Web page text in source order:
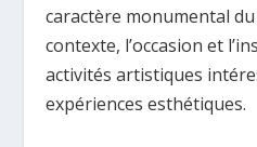
caractère monumental
contexte, l’occasion et
activités artistiques
expériences esthétiques.